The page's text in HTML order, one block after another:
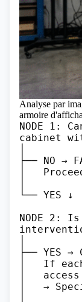
Analyse par
armoire
NODE 1:
cabinet
├── NO
│
└── YES ↓
NODE 2:
├── YES
│   If
│
│   →